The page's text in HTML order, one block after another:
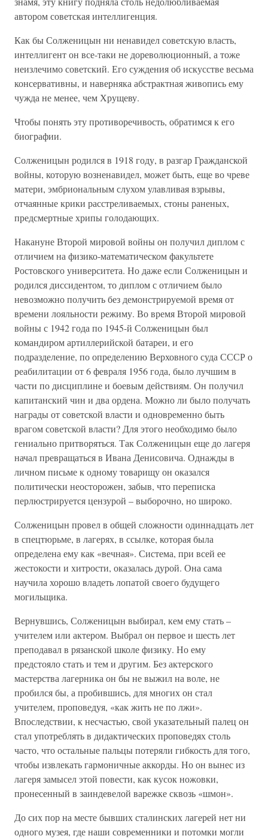
автором советская интеллигенция.
Как бы Солженицын ни ненавидел советскую власть,
интеллигент он все-таки не дореволюционный, а тоже
неизлечимо советский. Его суждения об искусстве весьма
консервативны, и наверняка абстрактная живопись ему
чужда не менее, чем Хрущеву.
Чтобы понять эту противоречивость, обратимся к его
биографии.
Солженицын родился в 1918 году, в разгар Гражданской
войны, которую возненавидел, может быть, еще во чреве
матери, эмбриональным слухом улавливая взрывы,
отчаянные крики расстреливаемых, стоны раненых,
предсмертные хрипы голодающих.
Накануне Второй мировой войны он получил диплом с
отличием на физико-математическом факультете
Ростовского университета. Но даже если Солженицын и
родился диссидентом, то диплом с отличием было
невозможно получить без демонстрируемой время от
времени лояльности режиму. Во время Второй мировой
войны с 1942 года по 1945-й Солженицын был
командиром артиллерийской батареи, и его
подразделение, по определению Верховного суда СССР о
реабилитации от 6 февраля 1956 года, было лучшим в
части по дисциплине и боевым действиям. Он получил
капитанский чин и два ордена. Можно ли было получать
награды от советской власти и одновременно быть
врагом советской власти? Для этого необходимо было
гениально притворяться. Так Солженицын еще до лагеря
начал превращаться в Ивана Денисовича. Однажды в
личном письме к одному товарищу он оказался
политически неосторожен, забыв, что переписка
перлюстрируется цензурой – выборочно, но широко.
Солженицын провел в общей сложности одиннадцать лет
в спецтюрьме, в лагерях, в ссылке, которая была
определена ему как «вечная». Система, при всей ее
жестокости и хитрости, оказалась дурой. Она сама
научила хорошо владеть лопатой своего будущего
могильщика.
Вернувшись, Солженицын выбирал, кем ему стать –
учителем или актером. Выбрал он первое и шесть лет
преподавал в рязанской школе физику. Но ему
предстояло стать и тем и другим. Без актерского
мастерства лагерника он бы не выжил на воле, не
пробился бы, а пробившись, для многих он стал
учителем, проповедуя, «как жить не по лжи».
Впоследствии, к несчастью, свой указательный палец он
стал употреблять в дидактических проповедях столь
часто, что остальные пальцы потеряли гибкость для того,
чтобы извлекать гармоничные аккорды. Но он вынес из
лагеря замысел этой повести, как кусок ножовки,
пронесенный в заиндевелой варежке сквозь «шмон».
До сих пор на месте бывших сталинских лагерей нет ни
одного музея, где наши современники и потомки могли